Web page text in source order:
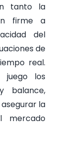
tanto la
firme a
del
de
real.
los
balance,
la
mercado